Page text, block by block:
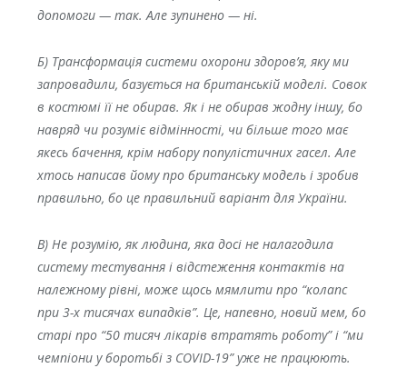
допомоги — так. Але зупинено — ні.
Б) Трансформація системи охорони здоров’я, яку ми
запровадили, базується на британській моделі. Совок
в костюмі її не обирав. Як і не обирав жодну іншу, бо
навряд чи розуміє відмінності, чи більше того має
якесь бачення, крім набору популістичних гасел. Але
хтось написав йому про британську модель і зробив
правильно, бо це правильний варіант для України.
В) Не розумію, як людина, яка досі не налагодила
систему тестування і відстеження контактів на
належному рівні, може щось мямлити про “колапс
при 3-х тисячах випадків”. Це, напевно, новий мем, бо
старі про “50 тисяч лікарів втратять роботу” і “ми
чемпіони у боротьбі з COVID-19” уже не працюють.